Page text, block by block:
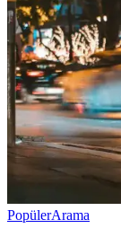
PopülerArama